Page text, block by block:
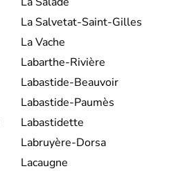
La Salvetat-Saint-Gilles
La Vache
Labarthe-Rivière
Labastide-Beauvoir
Labastide-Paumès
Labastidette
Labruyère-Dorsa
Lacaugne